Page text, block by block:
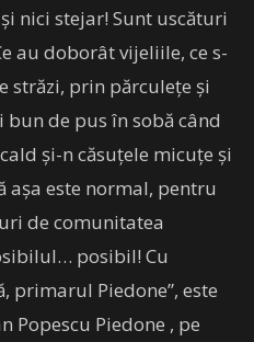
nici stejar! Sunt uscături
au doborât vijeliile, ce s-
străzi, prin părculețe și
de pus în sobă când
și-n căsuțele micuțe și
așa este normal, pentru
de comunitatea
posibil! Cu
primarul Piedone”, este
Popescu Piedone , pe